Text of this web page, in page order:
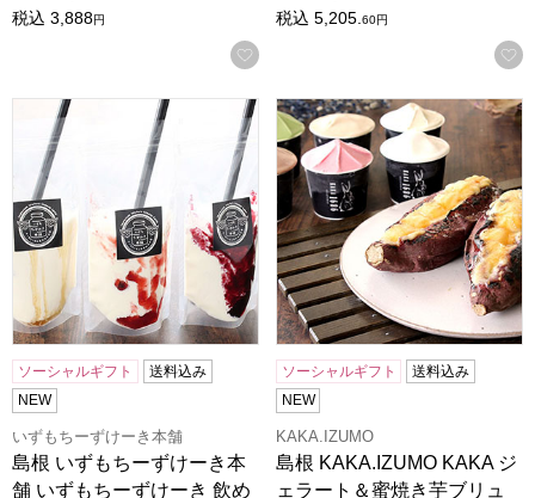
税込 3,888円
お気に入りに登録する
税込 5,205.60円
島根 いずもちーずけーき本舗 いずもちーずけーき 飲める
ソーシャルギフト
送料込み
NEW
いずもちーずけーき本舗
島根 いずもちーずけーき本
舗 いずもちーずけーき 飲め
島根 KAKA.IZUMO KAKA ジ
ソーシャルギフト
送料込み
NEW
KAKA.IZUMO
島根 KAKA.IZUMO KAKA ジ
ェラート＆蜜焼き芋ブリュ